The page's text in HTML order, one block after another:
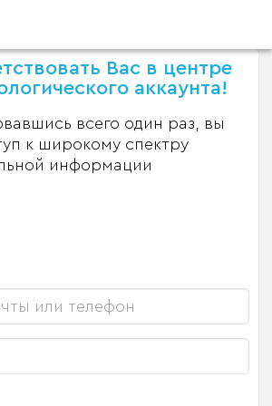
Вас в центре
аккаунта!
всего один раз, вы
к широкому спектру
информации